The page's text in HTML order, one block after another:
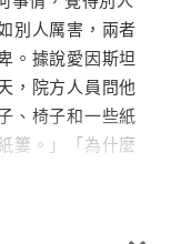
別人厲害，兩者
。據說愛因斯坦
，院方人員問他
、椅子和一些紙
簍。」「為什麼
進去。」